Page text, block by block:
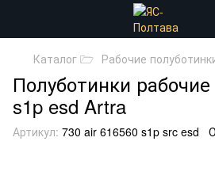
Каталог 🗁 Рабочие
Полуботинки
s1p esd Artra
Артикул: 730 air 616560 s1p src esd